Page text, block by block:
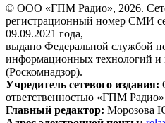
© ООО «ГПМ Радио», 2026.
регистрационный номер СМИ
09.09.2021 года,
выдано Федеральной службой
информационных технологий
(Роскомнадзор).
Учредитель сетевого издания:
ответственностью «ГПМ
Главный редактор: Морозова